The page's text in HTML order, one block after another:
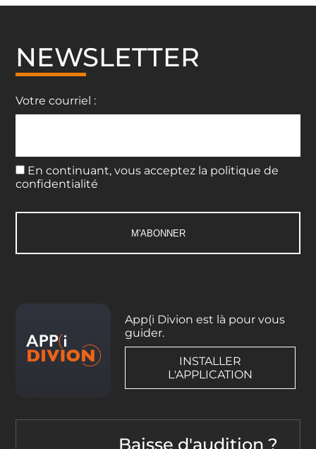
NEWSLETTER
Votre courriel :
En continuant, vous acceptez la politique de
confidentialité
App(i Divion est là pour vous
guider.
INSTALLER
L'APPLICATION
Baisse d'audition ?